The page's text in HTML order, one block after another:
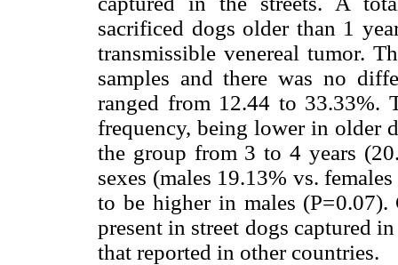
sacrificed dogs older than 1
transmissible venereal tumor.
samples and there was no
ranged from 12.44 to 33.33%.
frequency, being lower in older
the group from 3 to 4 years
sexes (males 19.13% vs.
to be higher in males (P=0.07).
present in street dogs captured
that reported in other countries.